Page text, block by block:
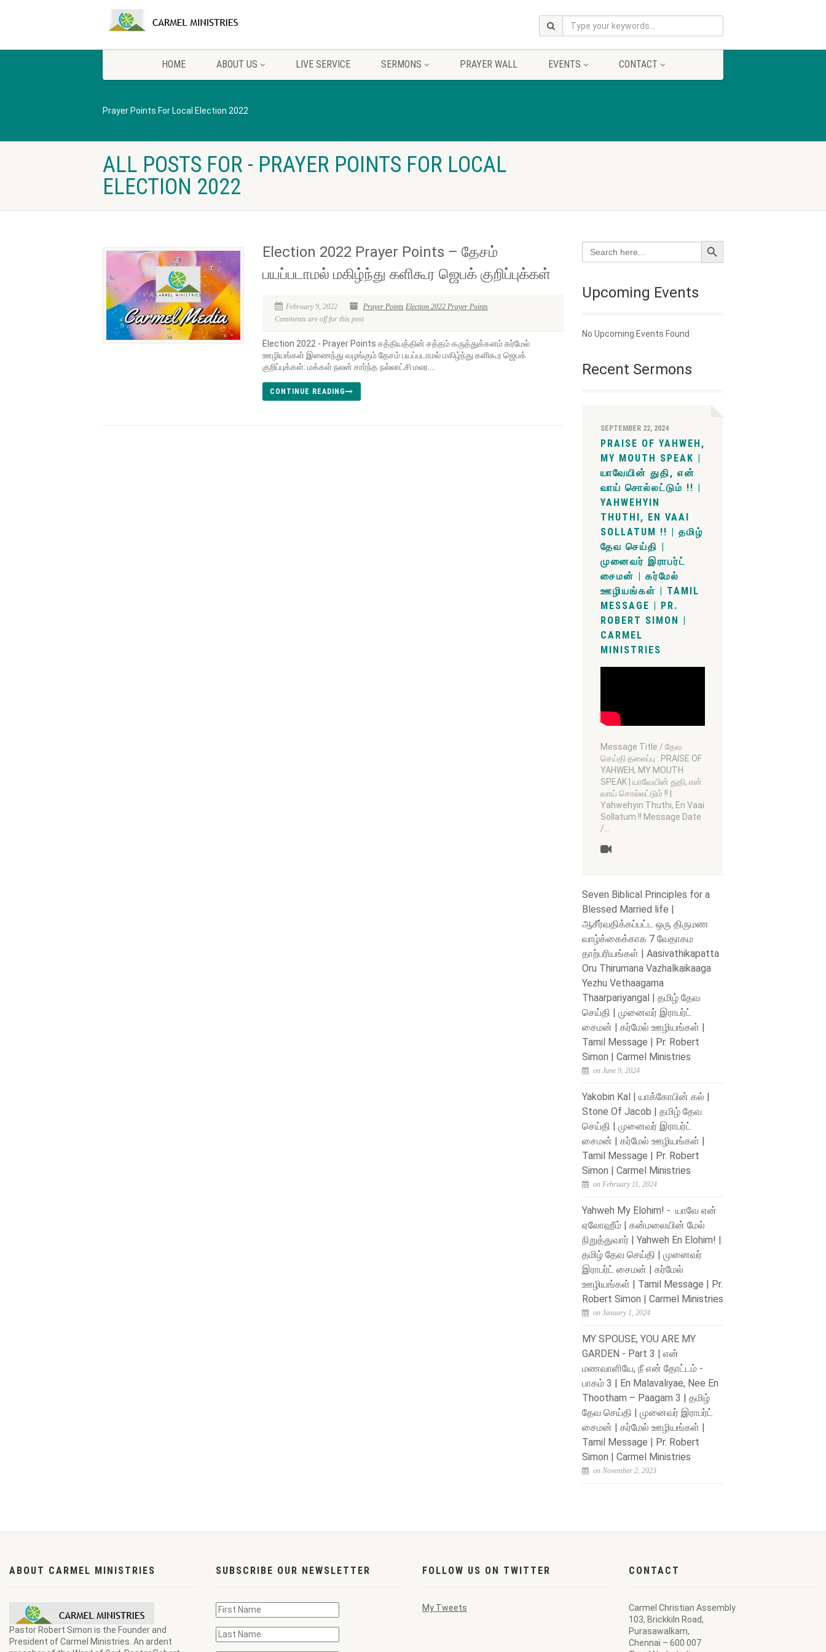
HOME ABOUT US LIVE SERVICE SERMONS PRAYER WALL EVENTS CONTACT
Prayer Points For Local Election 2022
ALL POSTS FOR - PRAYER POINTS FOR LOCAL
ELECTION 2022
Election 2022 Prayer Points – தேசம்
பயப்படாமல் மகிழ்ந்து களிகூர ஜெபக் குறிப்புக்கள்
February 9, 2022 Prayer Points Election 2022 Prayer Points
Comments are off for this post
Election 2022 - Prayer Points சத்தியத்தின் சத்தம் கருத்துக்களம் கர்மேல்
ஊழியங்கள் இணைந்து வழங்கும் தேசம் பயப்படாமல் மகிழ்ந்து களிகூர ஜெபக்
குறிப்புக்கள்: மக்கள் நலன் சார்ந்த நல்லாட்சி மலர....
CONTINUE READING
Search
for:
Search Button
Upcoming Events
No Upcoming Events Found
Recent Sermons
SEPTEMBER 22, 2024
PRAISE OF YAHWEH,
MY MOUTH SPEAK |
யாவேயின் துதி, என்
வாய் சொல்லட்டும் !! |
YAHWEHYIN
THUTHI, EN VAAI
SOLLATUM !! | தமிழ்
தேவ செய்தி |
முனைவர் இராபர்ட்
சைமன் | கர்மேல்
ஊழியங்கள் | TAMIL
MESSAGE | PR.
ROBERT SIMON |
CARMEL
MINISTRIES
Message Title / தேவ
செய்தி தலைப்பு : PRAISE OF
YAHWEH, MY MOUTH
SPEAK | யாவேயின் துதி, என்
வாய் சொல்லட்டும் !! |
Yahwehyin Thuthi, En Vaai
Sollatum !! Message Date
/…
Seven Biblical Principles for a
Blessed Married life |
ஆசீர்வதிக்கப்பட்ட ஒரு திருமண
வாழ்க்கைக்காக 7 வேதாகம
தாற்பரியங்கள் | Aasivathikapatta
Oru Thirumana Vazhalkaikaaga
Yezhu Vethaagama
Thaarpariyangal | தமிழ் தேவ
செய்தி | முனைவர் இராபர்ட்
சைமன் | கர்மேல் ஊழியங்கள் |
Tamil Message | Pr. Robert
Simon | Carmel Ministries
on June 9, 2024
Yakobin Kal | யாக்கோபின் கல் |
Stone Of Jacob | தமிழ் தேவ
செய்தி | முனைவர் இராபர்ட்
சைமன் | கர்மேல் ஊழியங்கள் |
Tamil Message | Pr. Robert
Simon | Carmel Ministries
on February 11, 2024
Yahweh My Elohim! - யாவே என்
ஏலோஹீம் | கன்மலையின் மேல்
நிறுத்துவார் | Yahweh En Elohim! |
தமிழ் தேவ செய்தி | முனைவர்
இராபர்ட் சைமன் | கர்மேல்
ஊழியங்கள் | Tamil Message | Pr.
Robert Simon | Carmel Ministries
on January 1, 2024
MY SPOUSE, YOU ARE MY
GARDEN - Part 3 | என்
மணவாளியே, நீ என் தோட்டம் -
பாகம் 3 | En Malavaliyae, Nee En
Thootham – Paagam 3 | தமிழ்
தேவ செய்தி | முனைவர் இராபர்ட்
சைமன் | கர்மேல் ஊழியங்கள் |
Tamil Message | Pr. Robert
Simon | Carmel Ministries
on November 2, 2023
ABOUT CARMEL MINISTRIES
Pastor Robert Simon is the Founder and
President of Carmel Ministries. An ardent
SUBSCRIBE OUR NEWSLETTER FOLLOW US ON TWITTER
My Tweets
CONTACT
Carmel Christian Assembly
103, Brickkiln Road,
Purasawalkam,
Chennai – 600 007